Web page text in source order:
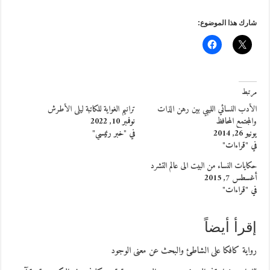
شارك هذا الموضوع:
مرتبط
الأدب النسائي الليبي بين رهن الذات
والمجتمع المحافظ
يونيو 26, 2014
في "قراءات"
ترانيم الغواية للكاتبة ليلى الأطرش
نوفمبر 10, 2022
في "خبر رئيسي"
حكايات النساء من البيت الى عالم التشرد
أغسطس 7, 2015
في "قراءات"
إقرأ أيضاً
رواية كافكا على الشاطئ والبحث عن معنى الوجود